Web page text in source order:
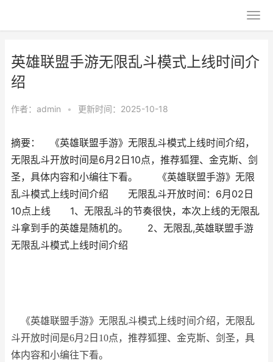
英雄联盟手游无限乱斗模式上线时间介
绍
作者： admin • 更新时间：2025-10-18
摘要： 《英雄联盟手游》无限乱斗模式上线时间介绍，
无限乱斗开放时间是6月2日10点，推荐狐狸、金克斯、剑
圣，具体内容和小编往下看。 《英雄联盟手游》无限
乱斗模式上线时间介绍 无限乱斗开放时间：6月02日
10点上线 1、无限乱斗的节奏很快，本次上线的无限乱
斗拿到手的英雄是随机的。 2、无限乱,英雄联盟手游
无限乱斗模式上线时间介绍
《英雄联盟手游》无限乱斗模式上线时间介绍，无限乱
斗开放时间是6月2日10点，推荐狐狸、金克斯、剑圣，具
体内容和小编往下看。